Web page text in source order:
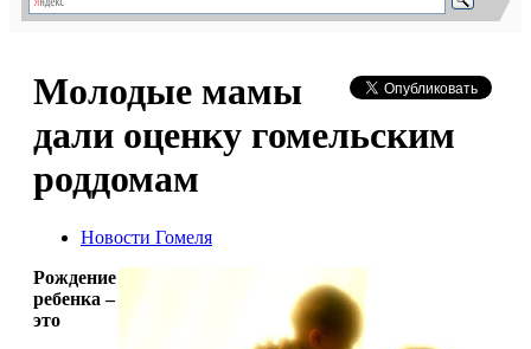
Молодые мамы
дали оценку гомельским
роддомам
Новости Гомеля
Рождение
ребенка –
это